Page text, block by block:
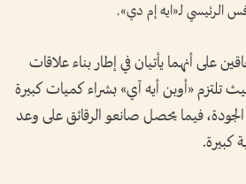
الرئيسي لـ«ايه إم دي».
على أنهما يأتيان في إطار بناء علاقات
تلتزم «أوبن أيه آي» بشراء كميات كبيرة
فيما يحصل صانعو الرقائق على وعد
كبيرة.